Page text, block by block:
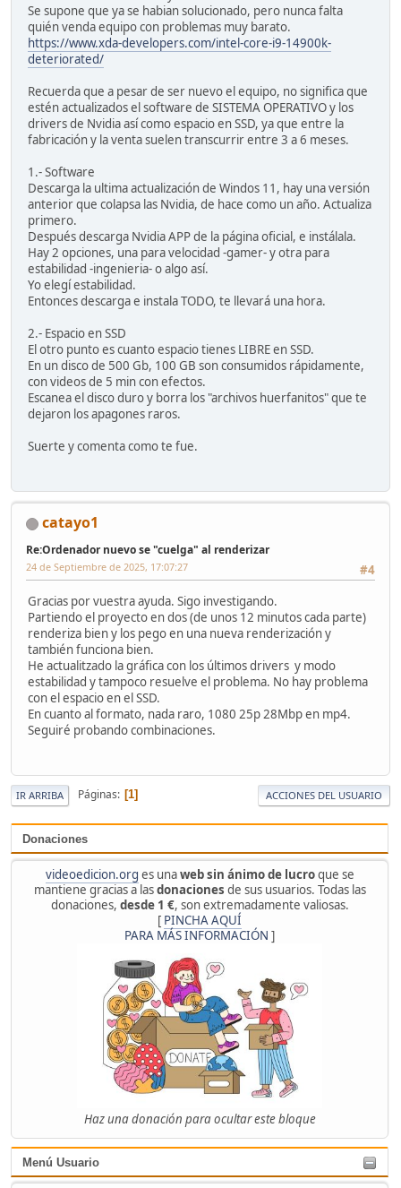
Donaciones
videoedicion.org es unaweb sin ánimo de lucroque se
mantiene gracias a lasdonaciones de sus usuarios. Todas las
donaciones, desde 1 €, son extremadamente valiosas.
[ PINCHA AQUÍ
PARA MÁS INFORMACIÓN ]
Haz una donación para ocultar este bloque
Menú Usuario
Se supone que ya se habian solucionado, pero nunca falta
quién venda equipo con problemas muy barato.
https://www.xda-developers.com/intel-core-i9-14900k-
deteriorated/
Recuerda que a pesar de ser nuevo el equipo, no significa que
estén actualizados el software de SISTEMA OPERATIVO y los
drivers de Nvidia así como espacio en SSD, ya que entre la
fabricación y la venta suelen transcurrir entre 3 a 6 meses.
1.- Software
Descarga la ultima actualización de Windos 11, hay una versión
anterior que colapsa las Nvidia, de hace como un año. Actualiza
primero.
Después descarga Nvidia APP de la página oficial, e instálala.
Hay 2 opciones, una para velocidad -gamer- y otra para
estabilidad -ingenieria- o algo así.
Yo elegí estabilidad.
Entonces descarga e instala TODO, te llevará una hora.
2.- Espacio en SSD
El otro punto es cuanto espacio tienes LIBRE en SSD.
En un disco de 500 Gb, 100 GB son consumidos rápidamente,
con videos de 5 min con efectos.
Escanea el disco duro y borra los "archivos huerfanitos" que te
dejaron los apagones raros.
Suerte y comenta como te fue.
catayo1
Re:Ordenador nuevo se "cuelga" al renderizar
#4
24 de Septiembre de 2025, 17:07:27
Gracias por vuestra ayuda. Sigo investigando.
Partiendo el proyecto en dos (de unos 12 minutos cada parte)
renderiza bien y los pego en una nueva renderización y
también funciona bien.
He actualitzado la gráfica con los últimos drivers y modo
estabilidad y tampoco resuelve el problema. No hay problema
con el espacio en el SSD.
En cuanto al formato, nada raro, 1080 25p 28Mbp en mp4.
Seguiré probando combinaciones.
IR ARRIBA Páginas 1 ACCIONES DEL USUARIO